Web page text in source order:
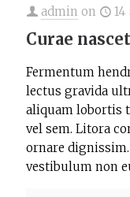
admin on
Curae
Fermentum
lectus gravida
aliquam lobortis
vel sem. Litora
ornare
vestibulum non